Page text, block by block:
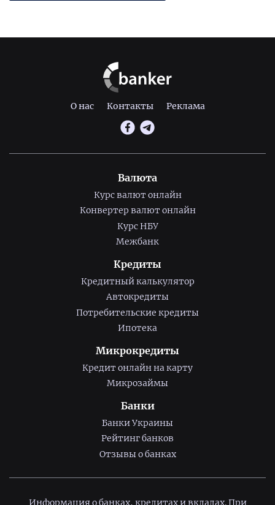
О нас Контакты Реклама
Валюта
Курс валют онлайн
Конвертер валют онлайн
Курс НБУ
Межбанк
Кредиты
Кредитный калькулятор
Автокредиты
Потребительские кредиты
Ипотека
Микрокредиты
Кредит онлайн на карту
Микрозаймы
Банки
Банки Украины
Рейтинг банков
Отзывы о банках
Информация о банках, кредитах и вкладах. При